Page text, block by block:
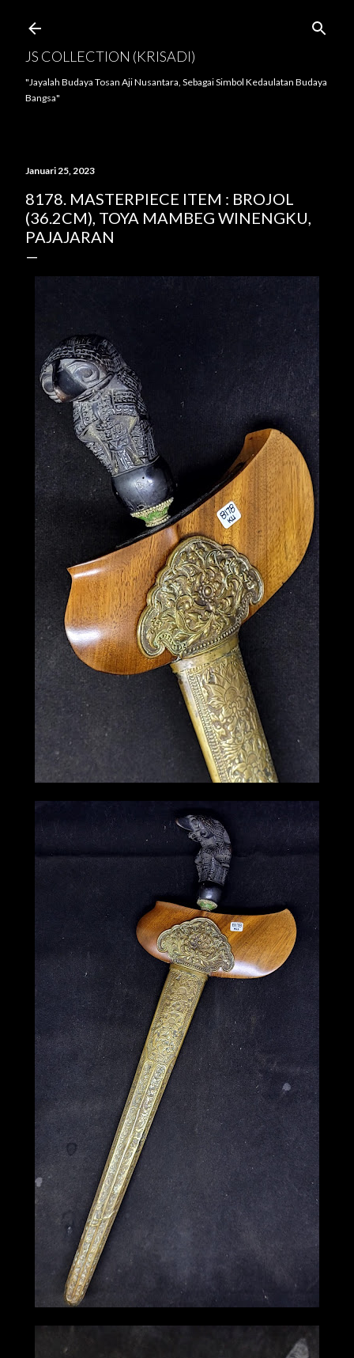
JS COLLECTION (KRISADI)
"Jayalah Budaya Tosan Aji Nusantara, Sebagai Simbol Kedaulatan Budaya
Bangsa"
Januari 25, 2023
8178. MASTERPIECE ITEM : BROJOL
(36.2CM), TOYA MAMBEG WINENGKU,
PAJAJARAN